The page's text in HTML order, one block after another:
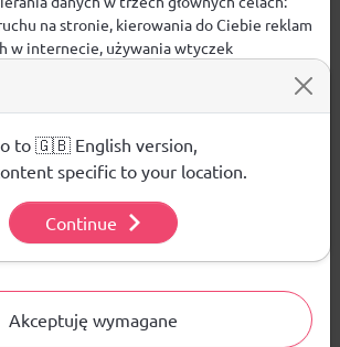
OCENA:
żadnej recenzji produktu
i odpowiedzi
na stronie, kierowania do Ciebie reklam
w internecie, używania wtyczek
więcej o plikach cookie i tym, jak
dane, odwiedź naszą Polityką
Akceptuję wymagane
to 🇬🇧 English version,
specific to your location.
Continue